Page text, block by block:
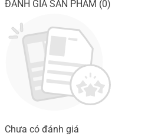
ĐÁNH GIÁ SẢN PHẨM (0)
Chưa có đánh giá